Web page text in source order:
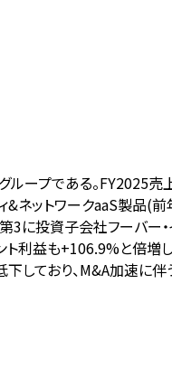
ループである。FY2025
&ネットワークaaS製品(
に投資子会社フーバー・
利益も+106.9%と倍増
ており、M&A加速に伴